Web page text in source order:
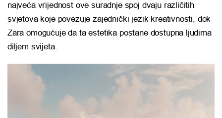
najveća vrijednost ove suradnje spoj dvaju različitih
svjetova koje povezuje zajednički jezik kreativnosti, dok
Zara omogućuje da ta estetika postane dostupna ljudima
diljem svijeta.